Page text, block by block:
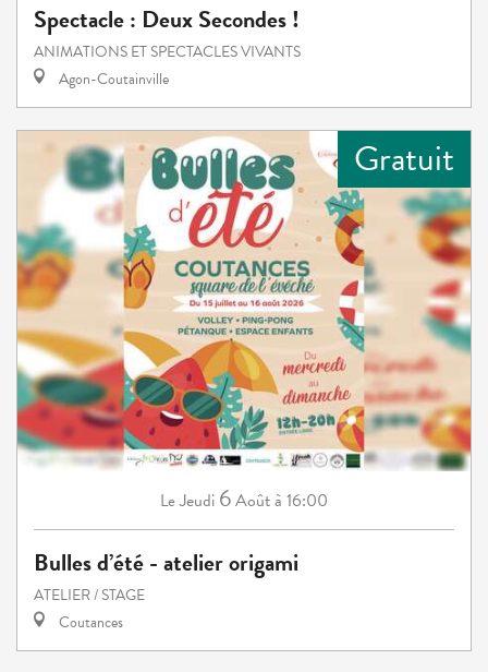
Spectacle : Deux Secondes !
ANIMATIONS ET SPECTACLES VIVANTS
Agon-Coutainville
Gratuit
LeJeudi 6Aoûtà 16:00
Bulles d’été - atelier origami
ATELIER / STAGE
Coutances